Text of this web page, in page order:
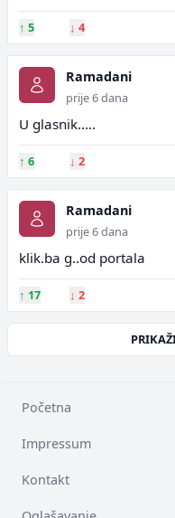
↑ 5 ↓ 4
Ramadani
prije 6 dana
U glasnik.....
↑ 6 ↓ 2
Ramadani
prije 6 dana
klik.ba g..od portala
↑ 17 ↓ 2
Početna
Impressum
Kontakt